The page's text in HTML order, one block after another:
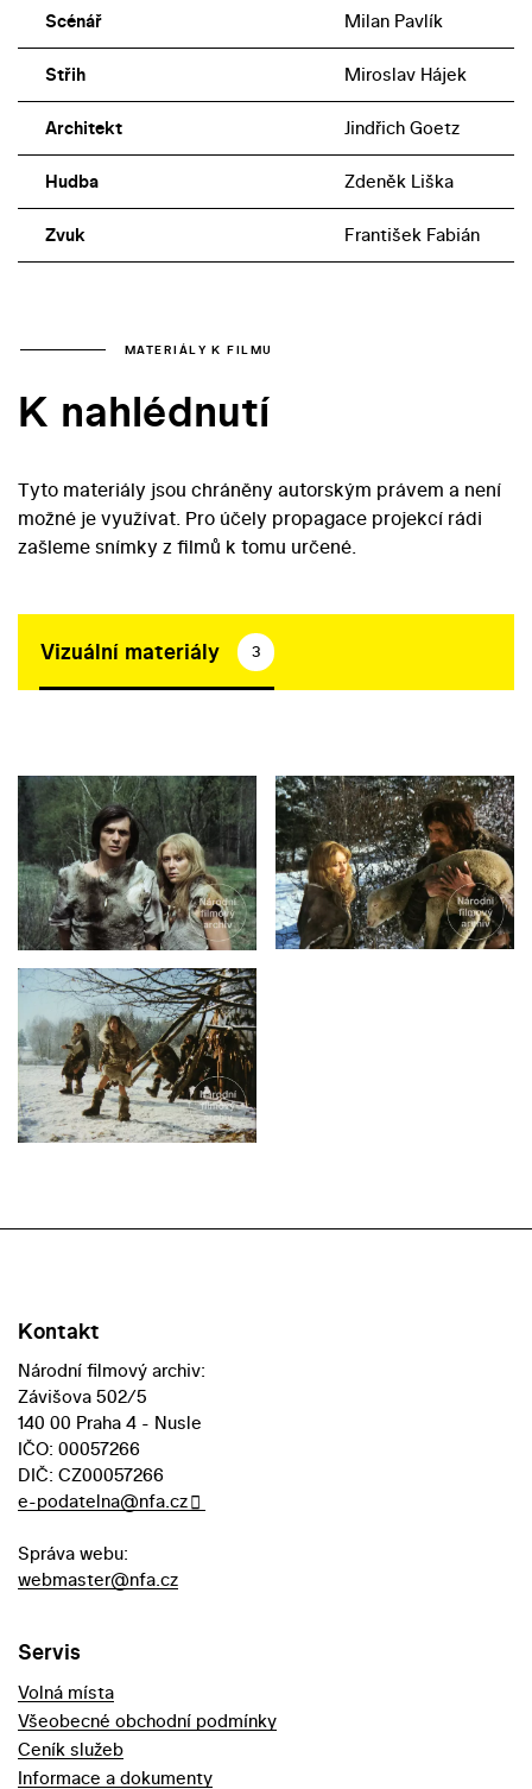
Scénář Milan Pavlík
Střih Miroslav Hájek
Architekt Jindřich Goetz
Hudba Zdeněk Liška
Zvuk František Fabián
MATERIÁLY K FILMU
K nahlédnutí
Tyto materiály jsou chráněny autorským právem a není
možné je využívat. Pro účely propagace projekcí rádi
zašleme snímky z filmů k tomu určené.
Vizuální materiály 3
Kontakt
Národní filmový archiv:
Závišova 502/5
140 00 Praha 4 - Nusle
IČO: 00057266
DIČ: CZ00057266
e-podatelna@nfa.cz
Správa webu:
webmaster@nfa.cz
Servis
Volná místa
Všeobecné obchodní podmínky
Ceník služeb
Informace a dokumenty